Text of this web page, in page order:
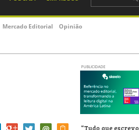
Mercado Editorial Opinião
PUBLICIDADE
“Tudo que escrevo